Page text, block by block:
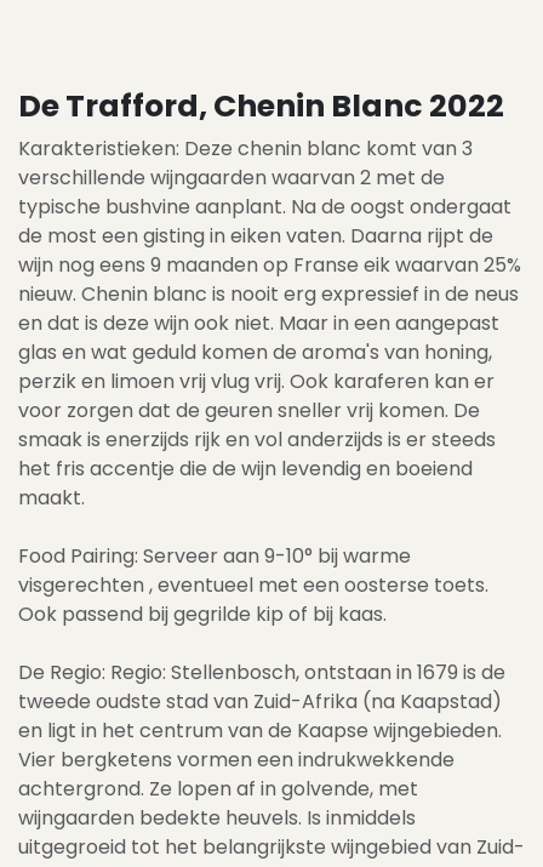
De Trafford, Chenin Blanc 2022
Karakteristieken: Deze chenin blanc komt van 3
verschillende wijngaarden waarvan 2 met de
typische bushvine aanplant. Na de oogst ondergaat
de most een gisting in eiken vaten. Daarna rijpt de
wijn nog eens 9 maanden op Franse eik waarvan 25%
nieuw. Chenin blanc is nooit erg expressief in de neus
en dat is deze wijn ook niet. Maar in een aangepast
glas en wat geduld komen de aroma's van honing,
perzik en limoen vrij vlug vrij. Ook karaferen kan er
voor zorgen dat de geuren sneller vrij komen. De
smaak is enerzijds rijk en vol anderzijds is er steeds
het fris accentje die de wijn levendig en boeiend
maakt.
Food Pairing: Serveer aan 9-10° bij warme
visgerechten , eventueel met een oosterse toets.
Ook passend bij gegrilde kip of bij kaas.
De Regio: Regio: Stellenbosch, ontstaan in 1679 is de
tweede oudste stad van Zuid-Afrika (na Kaapstad)
en ligt in het centrum van de Kaapse wijngebieden.
Vier bergketens vormen een indrukwekkende
achtergrond. Ze lopen af in golvende, met
wijngaarden bedekte heuvels. Is inmiddels
uitgegroeid tot het belangrijkste wijngebied van Zuid-